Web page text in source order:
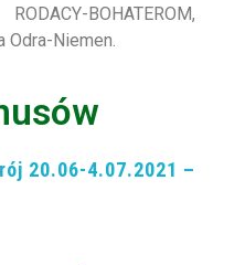
BOHATEROM,
Niemen.
20.06-4.07.2021 –